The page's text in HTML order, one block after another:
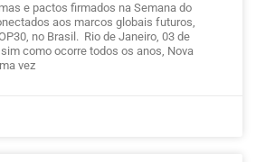
e pactos firmados na Semana do
aos marcos globais futuros,
no Brasil. Rio de Janeiro, 03 de
como ocorre todos os anos, Nova
vez